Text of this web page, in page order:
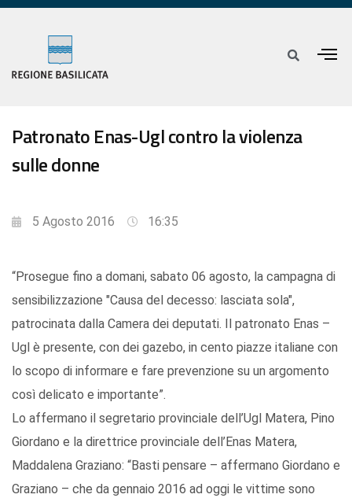
Patronato Enas-Ugl contro la violenza
sulle donne
5 Agosto 2016 16:35
“Prosegue fino a domani, sabato 06 agosto, la campagna di
sensibilizzazione "Causa del decesso: lasciata sola",
patrocinata dalla Camera dei deputati. Il patronato Enas –
Ugl è presente, con dei gazebo, in cento piazze italiane con
lo scopo di informare e fare prevenzione su un argomento
così delicato e importante”.
Lo affermano il segretario provinciale dell’Ugl Matera, Pino
Giordano e la direttrice provinciale dell’Enas Matera,
Maddalena Graziano: “Basti pensare – affermano Giordano e
Graziano – che da gennaio 2016 ad oggi le vittime sono